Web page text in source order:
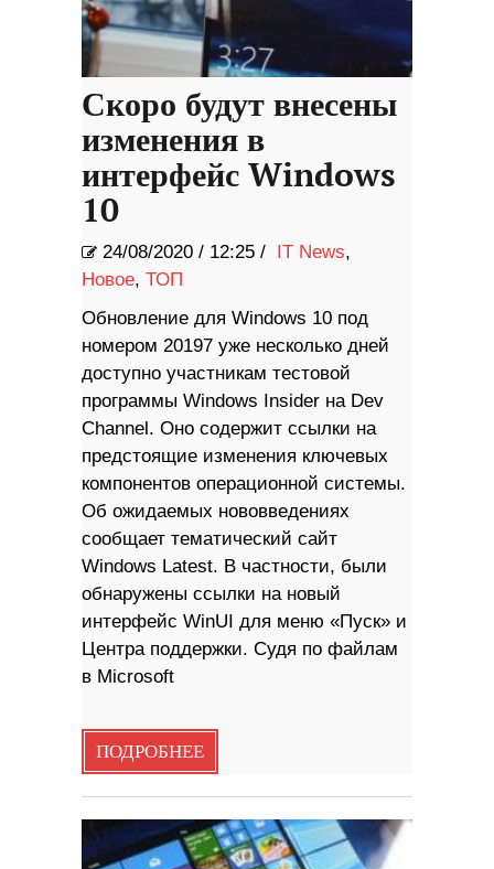
Скоро будут внесены
изменения в
интерфейс Windows
10
24/08/2020 / 12:25 / IT News,
Новое, ТОП
Обновление для Windows 10 под
номером 20197 уже несколько дней
доступно участникам тестовой
программы Windows Insider на Dev
Channel. Оно содержит ссылки на
предстоящие изменения ключевых
компонентов операционной системы.
Об ожидаемых нововведениях
сообщает тематический сайт
Windows Latest. В частности, были
обнаружены ссылки на новый
интерфейс WinUI для меню «Пуск» и
Центра поддержки. Судя по файлам
в Microsoft
ПОДРОБНЕЕ